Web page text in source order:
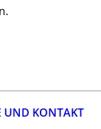
UND KONTAKT